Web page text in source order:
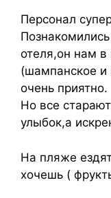
Персонал
отеля,он нам
(шампанское и
очень приятно.
Но все
улыбок,а
На пляже
хочешь (